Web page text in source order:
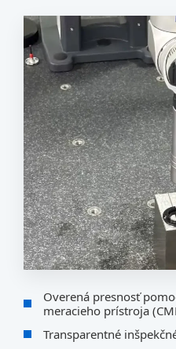
Overená presnosť
meracieho prístroja
Transparentné